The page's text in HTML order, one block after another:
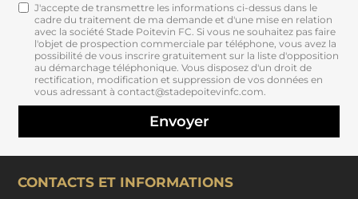
J'accepte de transmettre les informations ci-dessus dans le
cadre du traitement de ma demande et d'une mise en relation
avec la société Stade Poitevin FC. Si vous ne souhaitez pas faire
l'objet de prospection commerciale par téléphone, vous avez la
possibilité de vous inscrire gratuitement sur la liste d'opposition
au démarchage téléphonique. Vous disposez d'un droit de
rectification, modification et suppression de vos données en
vous adressant à contact@stadepoitevinfc.com.
Envoyer
CONTACTS ET INFORMATIONS